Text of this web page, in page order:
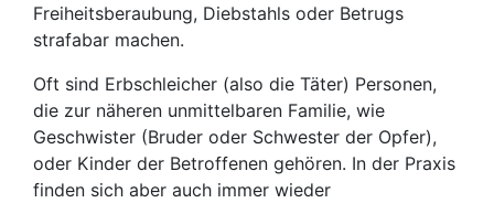
Freiheitsberaubung, Diebstahls oder Betrugs
strafabar machen.
Oft sind Erbschleicher (also die Täter) Personen,
die zur näheren unmittelbaren Familie, wie
Geschwister (Bruder oder Schwester der Opfer),
oder Kinder der Betroffenen gehören. In der Praxis
finden sich aber auch immer wieder